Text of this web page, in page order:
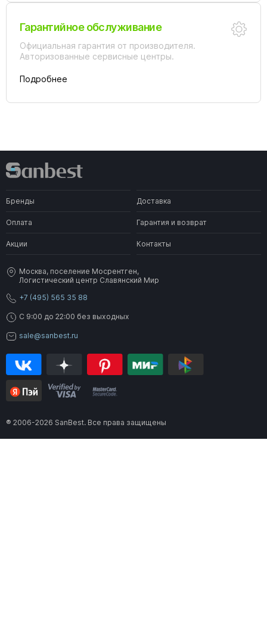
Гарантийное обслуживание
Официальная гарантия от производителя.
Авторизованные сервисные центры.
Подробнее
Бренды Доставка
Оплата Гарантия и возврат
Акции Контакты
Москва, поселение Мосрентген,
Логистический центр Славянский Мир
+7 (495) 565 35 88
C 9:00 до 22:00 без выходных
sale@sanbest.ru
® 2006-2026 SanBest. Все права защищены